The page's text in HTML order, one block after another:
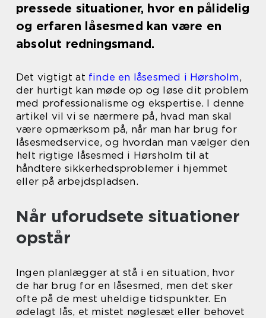
pressede situationer, hvor en pålidelig
og erfaren låsesmed kan være en
absolut redningsmand.
Det vigtigt at finde en låsesmed i Hørsholm,
der hurtigt kan møde op og løse dit problem
med professionalisme og ekspertise. I denne
artikel vil vi se nærmere på, hvad man skal
være opmærksom på, når man har brug for
låsesmedservice, og hvordan man vælger den
helt rigtige låsesmed i Hørsholm til at
håndtere sikkerhedsproblemer i hjemmet
eller på arbejdspladsen.
Når uforudsete situationer
opstår
Ingen planlægger at stå i en situation, hvor
de har brug for en låsesmed, men det sker
ofte på de mest uheldige tidspunkter. En
ødelagt lås, et mistet nøglesæt eller behovet